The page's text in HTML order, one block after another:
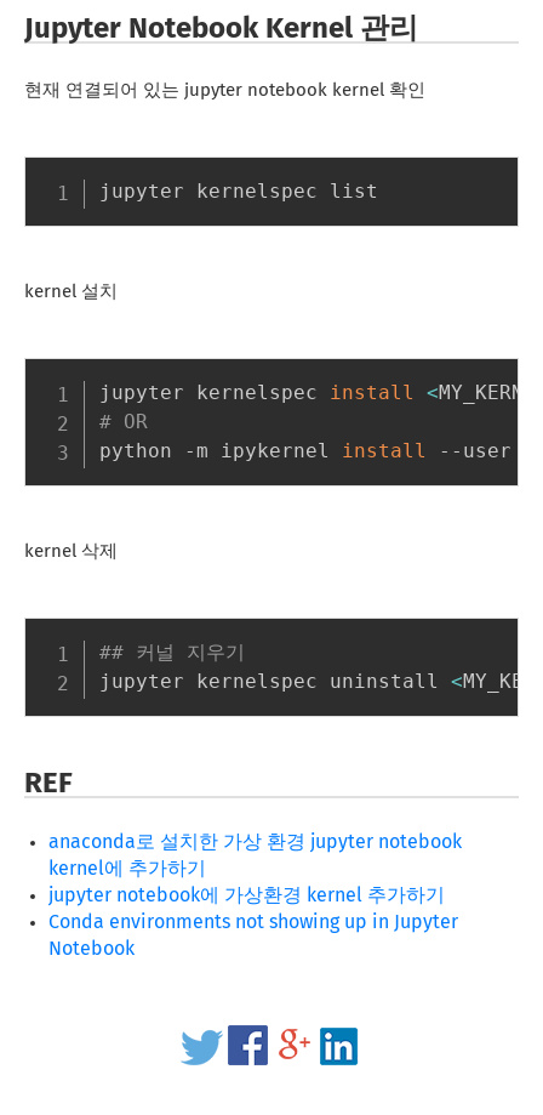
Jupyter Notebook Kernel 관리
현재 연결되어 있는 jupyter notebook kernel 확인
kernel 설치
jupyter kernelspec install <
# OR
python -m ipykernel install --user
kernel 삭제
## 커널 지우기
jupyter kernelspec uninstall <
REF
anaconda로 설치한 가상 환경 jupyter notebook
kernel에 추가하기
jupyter notebook에 가상환경 kernel 추가하기
Conda environments not showing up in Jupyter
Notebook